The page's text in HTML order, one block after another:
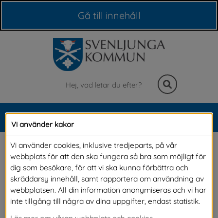
Gå till innehåll
Sök
Meny
Offentliga lokaler
Offentliga lokaler är den typ av lokaler som
många människor har tillträde till. Exempel på
sådana lokaler är skolor, vårdlokaler,
Vi använder kakor
Vi använder cookies, inklusive tredjeparts, på vår
webbplats för att den ska fungera så bra som möjligt för
dig som besökare, för att vi ska kunna förbättra och
skräddarsy innehåll, samt rapportera om användning av
webbplatsen. All din information anonymiseras och vi har
inte tillgång till några av dina uppgifter, endast statistik.